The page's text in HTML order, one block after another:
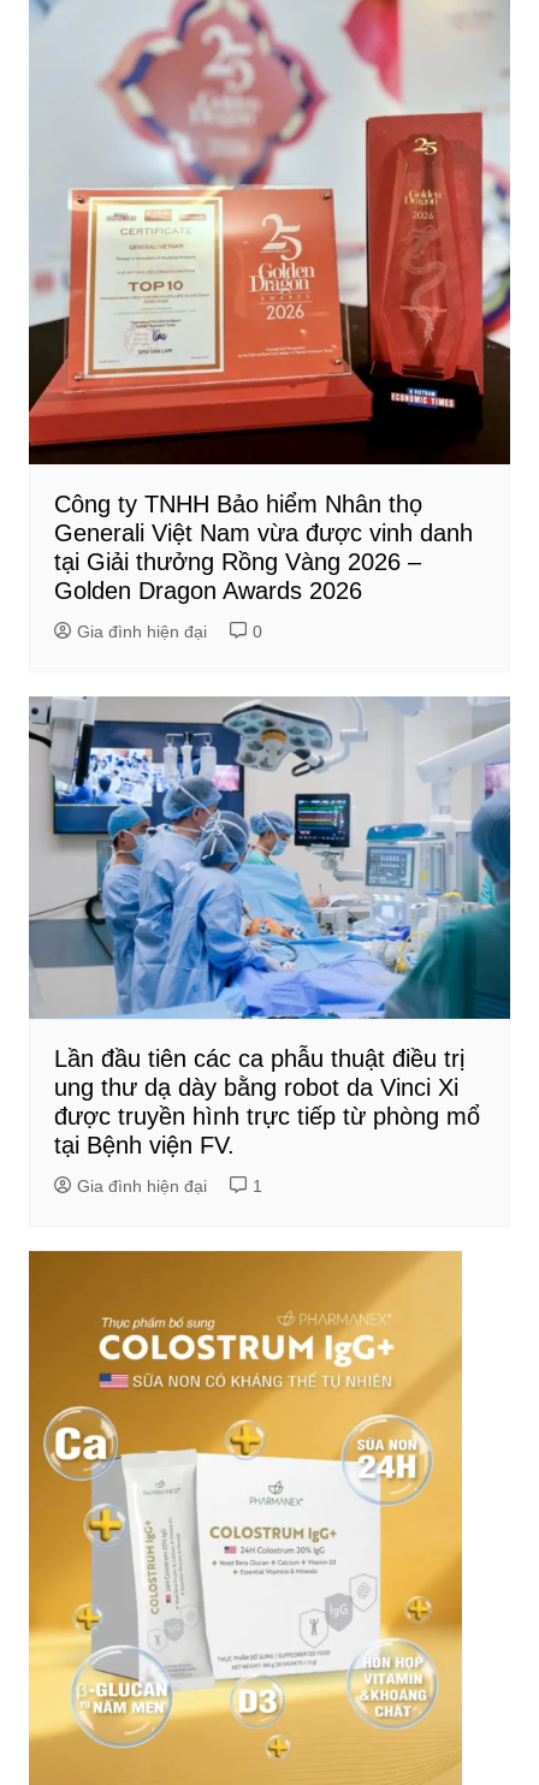
Công ty TNHH Bảo hiểm Nhân thọ
Generali Việt Nam vừa được vinh danh
tại Giải thưởng Rồng Vàng 2026 –
Golden Dragon Awards 2026
Gia đình hiện đại 0
Lần đầu tiên các ca phẫu thuật điều trị
ung thư dạ dày bằng robot da Vinci Xi
được truyền hình trực tiếp từ phòng mổ
tại Bệnh viện FV.
Gia đình hiện đại 1